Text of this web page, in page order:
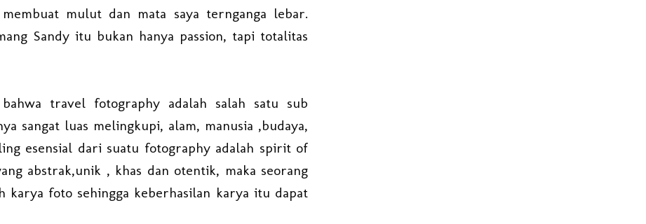
mulut dan mata saya ternganga lebar.
Sandy itu bukan hanya passion, tapi totalitas
travel fotography adalah salah satu sub
sangat luas melingkupi, alam, manusia ,budaya,
esensial dari suatu fotography adalah spirit of
abstrak,unik , khas dan otentik, maka seorang
karya foto sehingga keberhasilan karya itu dapat